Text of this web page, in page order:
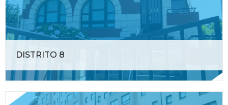
DISTRITO 8